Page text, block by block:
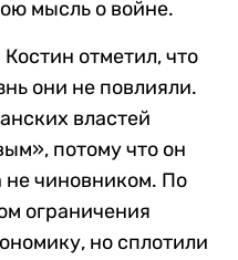
мысль о войне.
отметил, что
они не повлияли.
властей
потому что он
не чиновником. По
ограничения
но сплотили